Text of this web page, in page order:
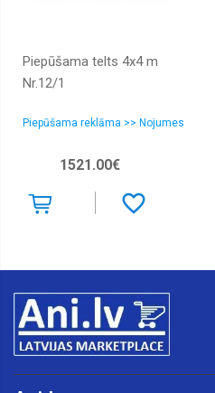
Piepūšama telts 4x4 m
Nr.12/1
Piepūšama reklāma >> Nojumes
1521.00€